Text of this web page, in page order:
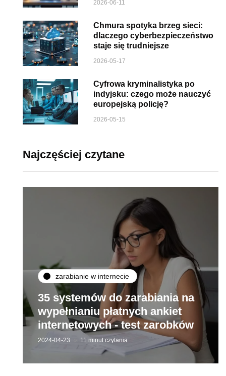
2026-06-11
Chmura spotyka brzeg sieci:
dlaczego cyberbezpieczeństwo
staje się trudniejsze
2026-05-17
Cyfrowa kryminalistyka po
indyjsku: czego może nauczyć
europejską policję?
2026-05-15
Najczęściej czytane
zarabianie w internecie
35 systemów do zarabiania na
wypełnianiu płatnych ankiet
internetowych - test zarobków
2024-04-23 11 minut czytania